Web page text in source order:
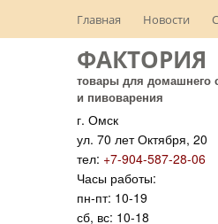
Главная Новости
ФАКТОРИЯ
товары для домашнего
и пивоварения
г. Омск
ул. 70 лет Октября, 20
тел: +7-904-587-28-06
Часы работы:
пн-пт: 10-19
сб, вс: 10-18